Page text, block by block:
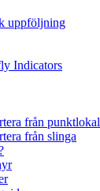
uppföljning
Indicators
från punktlokal
från slinga